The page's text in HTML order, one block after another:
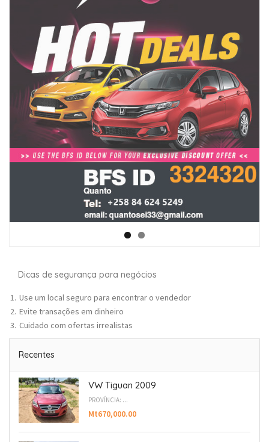
Dicas de segurança para negócios
Use um local seguro para encontrar o vendedor
Evite transações em dinheiro
Cuidado com ofertas irrealistas
Recentes
VW Tiguan 2009
PROVÍNCIA: ...
Mt670,000.00